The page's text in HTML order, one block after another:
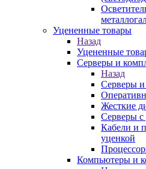
Уцененные товары
Назад
Уцененные
Серверы и
Назад
Серверы
Жесткие
Серверы с
Кабели и
уценкой
Компьютеры и